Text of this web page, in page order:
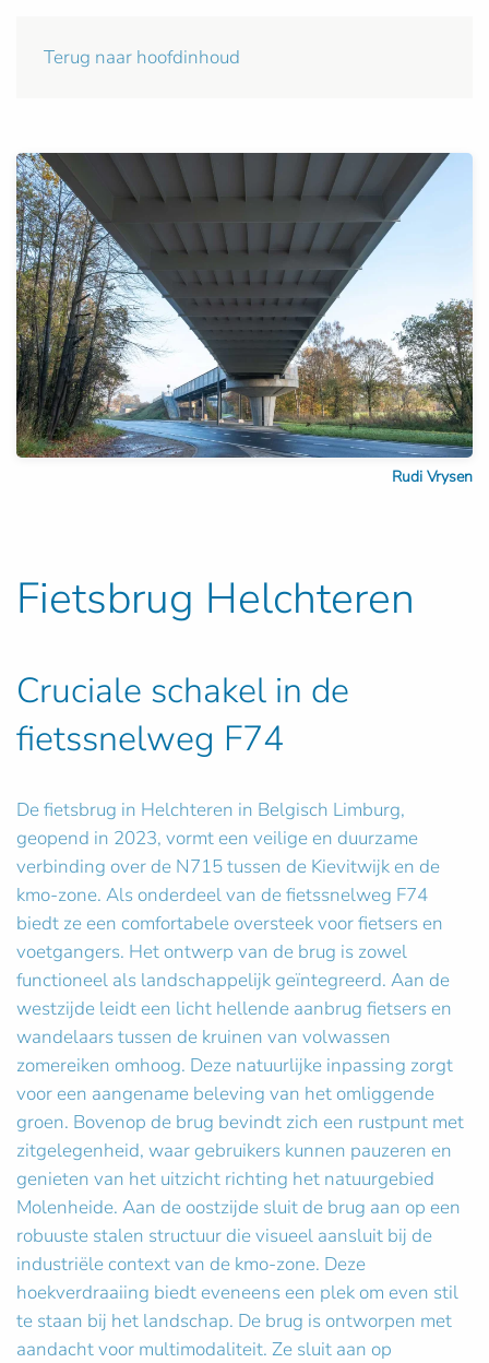
Terug naar hoofdinhoud
Rudi Vrysen
Fietsbrug Helchteren
Cruciale schakel in de
fietssnelweg F74
De fietsbrug in Helchteren in Belgisch Limburg,
geopend in 2023, vormt een veilige en duurzame
verbinding over de N715 tussen de Kievitwijk en de
kmo-zone. Als onderdeel van de fietssnelweg F74
biedt ze een comfortabele oversteek voor fietsers en
voetgangers. Het ontwerp van de brug is zowel
functioneel als landschappelijk geïntegreerd. Aan de
westzijde leidt een licht hellende aanbrug fietsers en
wandelaars tussen de kruinen van volwassen
zomereiken omhoog. Deze natuurlijke inpassing zorgt
voor een aangename beleving van het omliggende
groen. Bovenop de brug bevindt zich een rustpunt met
zitgelegenheid, waar gebruikers kunnen pauzeren en
genieten van het uitzicht richting het natuurgebied
Molenheide. Aan de oostzijde sluit de brug aan op een
robuuste stalen structuur die visueel aansluit bij de
industriële context van de kmo-zone. Deze
hoekverdraaiing biedt eveneens een plek om even stil
te staan bij het landschap. De brug is ontworpen met
aandacht voor multimodaliteit. Ze sluit aan op